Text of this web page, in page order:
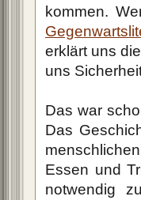
kommen.
erklärt uns
uns
Das war
Das
Essen und
notwendig